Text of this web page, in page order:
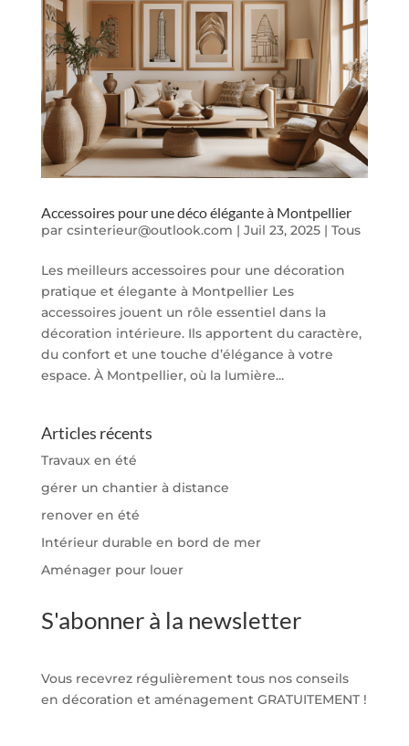
Accessoires pour une déco élégante à Montpellier
par csinterieur@outlook.com | Juil 23, 2025| Tous
Les meilleurs accessoires pour une décoration
pratique et élegante à Montpellier Les
accessoires jouent un rôle essentiel dans la
décoration intérieure. Ils apportent du caractère,
du confort et une touche d’élégance à votre
espace. À Montpellier, où la lumière...
Articles récents
Travaux en été
gérer un chantier à distance
renover en été
Intérieur durable en bord de mer
Aménager pour louer
S'abonner à la newsletter
Vous recevrez régulièrement tous nos conseils
en décoration et aménagement GRATUITEMENT !